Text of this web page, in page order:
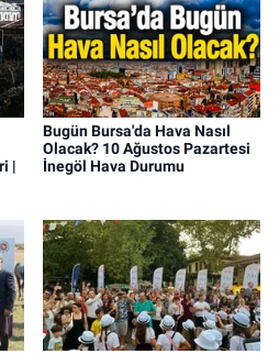
|
Bugün Bursa'da Hava Nasıl
Olacak? 10 Ağustos Pazartesi
İnegöl Hava Durumu